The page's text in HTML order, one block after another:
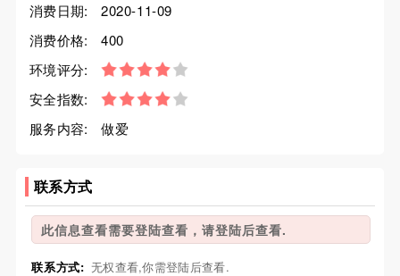
消费日期:
2020-11-09
消费价格:
400
环境评分:
安全指数:
服务内容:
做爱
联系方式
此信息查看需要登陆查看，请登陆后查看.
联系方式: 无权查看,你需登陆后查看.